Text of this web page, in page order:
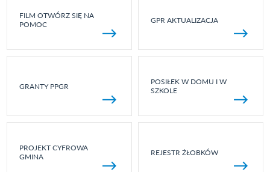
FILM OTWÓRZ SIĘ NA
POMOC
GPR AKTUALIZACJA
GRANTY PPGR
POSIŁEK W DOMU I W
SZKOLE
PROJEKT CYFROWA
GMINA
REJESTR ŻŁOBKÓW